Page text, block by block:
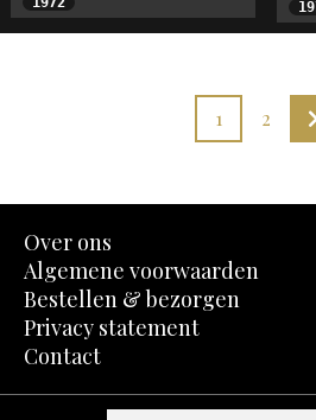
1 2
Over ons
Algemene voorwaarden
Bestellen & bezorgen
Privacy statement
Contact